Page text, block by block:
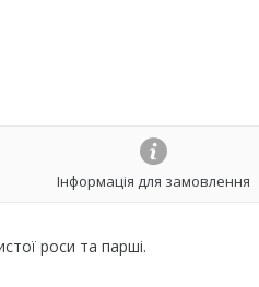
Інформація для замовлення
роси та парші.